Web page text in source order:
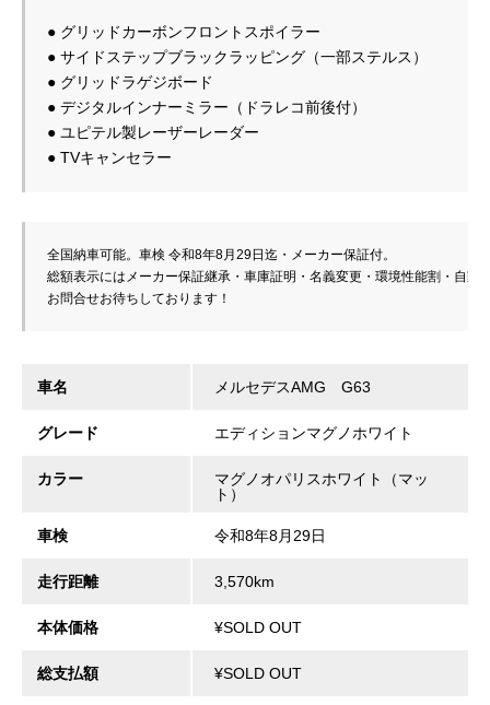
● グリッドカーボンフロントスポイラー
● サイドステップブラックラッピング（一部ステルス）
● グリッドラゲジボード
● デジタルインナーミラー（ドラレコ前後付）
● ユピテル製レーザーレーダー
全国納車可能。車検 令和8年8月29日迄・メーカー保証付。
総額表示にはメーカー保証継承・車庫証明・名義変更・環境性能割・自動
お問合せお待ちしております！
車名 メルセデスAMG G63
グレード エディションマグノホワイト
カラー
マグノオパリスホワイト（マッ
ト）
車検 令和8年8月29日
走行距離 3,570km
本体価格 ¥SOLD OUT
総支払額 ¥SOLD OUT